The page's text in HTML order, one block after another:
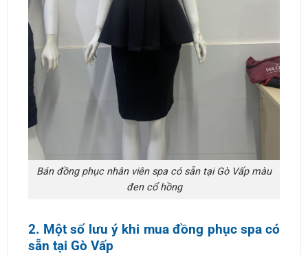
Bán đồng phục nhân viên spa có sẵn tại Gò Vấp màu
đen cổ hồng
2. Một số lưu ý khi mua đồng phục spa có
sẵn tại Gò Vấp